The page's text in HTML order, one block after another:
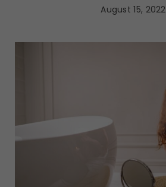
August 15, 2022